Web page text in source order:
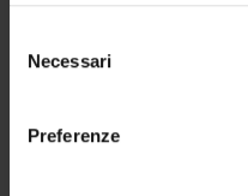
delNecessari
Preferenze